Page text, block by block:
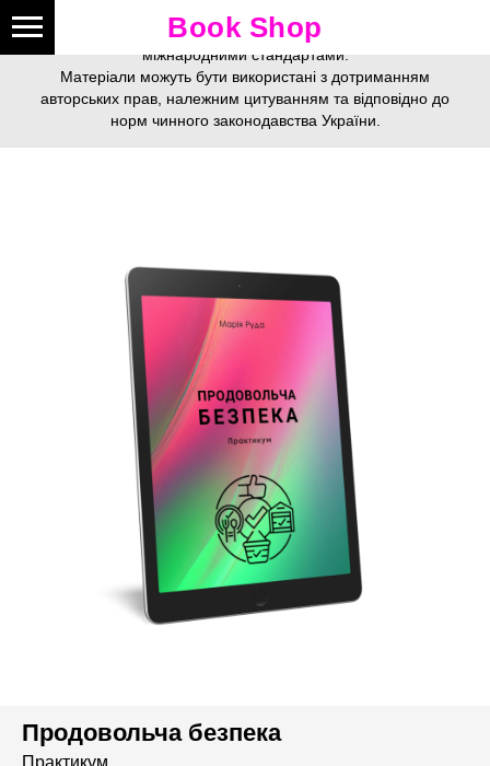
Book Shop
Online Publishing
згідно з усіма державними вимогами та
міжнародними стандартами.
Матеріали можуть бути використані з дотриманням
авторських прав, належним цитуванням та відповідно до
норм чинного законодавства України.
Продовольча безпека
Практикум